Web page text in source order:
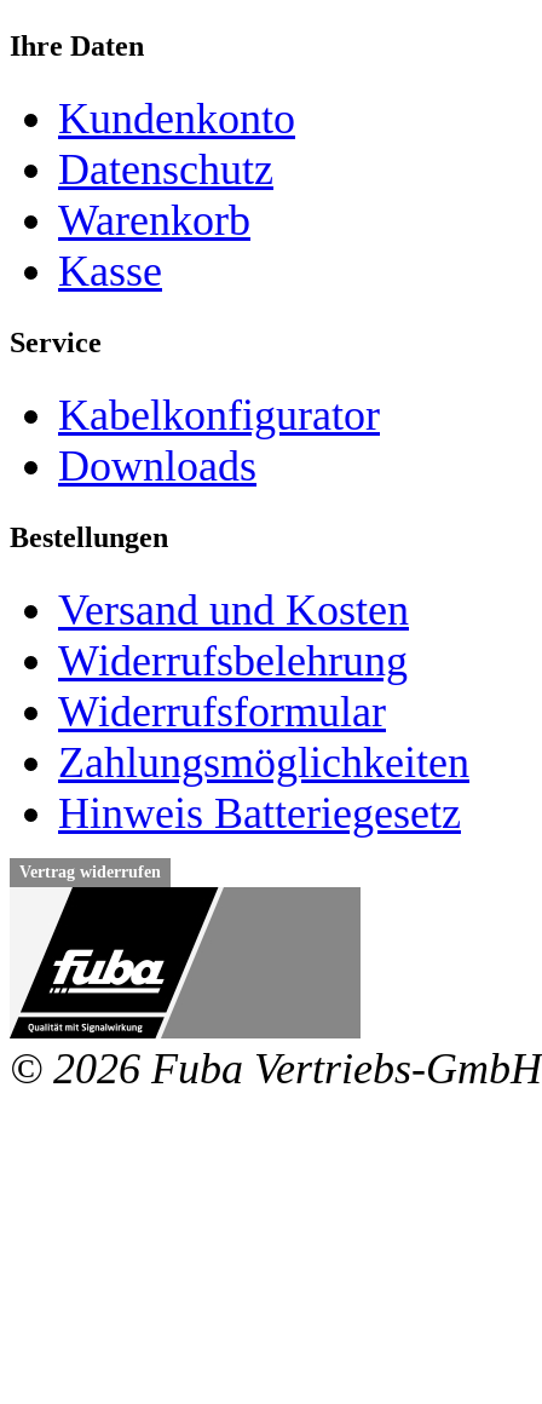
Ihre Daten
Kundenkonto
Datenschutz
Warenkorb
Kasse
Service
Kabelkonfigurator
Downloads
Bestellungen
Versand und Kosten
Widerrufsbelehrung
Widerrufsformular
Zahlungsmöglichkeiten
Hinweis Batteriegesetz
Vertrag widerrufen
© 2026 Fuba Vertriebs-GmbH